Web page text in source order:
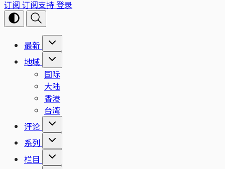
订阅 订阅支持登录
最新
地域
国际
大陆
香港
台湾
评论
系列
栏目